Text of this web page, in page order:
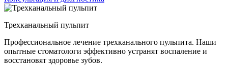
Трехканальный пульпит
Профессиональное лечение трехканального пульпита. Наши
опытные стоматологи эффективно устранят воспаление и
восстановят здоровье зубов.